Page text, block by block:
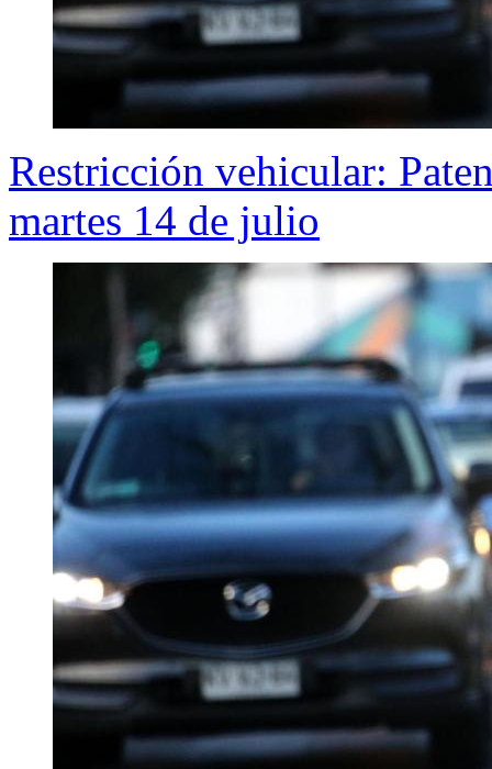
Restricción vehicular:
martes 14 de julio